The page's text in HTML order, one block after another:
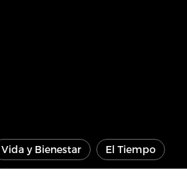
Vida y Bienestar El Tiempo